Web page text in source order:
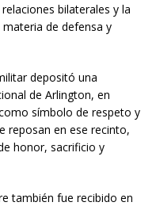
bilaterales y la
de defensa y
depositó una
de Arlington, en
símbolo de respeto y
reposan en ese recinto,
honor, sacrificio y
también fue recibido en